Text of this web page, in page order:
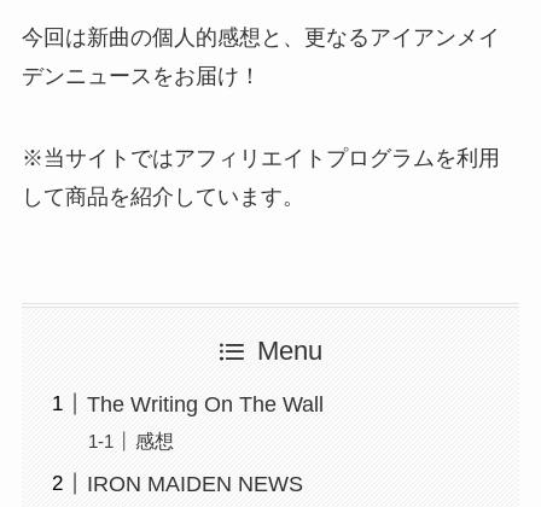
今回は新曲の個人的感想と、更なるアイアンメイ
デンニュースをお届け！
※当サイトではアフィリエイトプログラムを利用
して商品を紹介しています。
Menu
The Writing On The Wall
感想
IRON MAIDEN NEWS